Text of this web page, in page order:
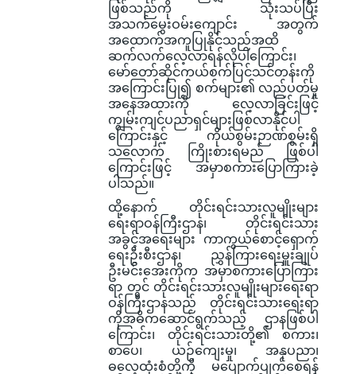
ဖြစ်သည်ကို သုံးသပ်ပြီး
အသက်မွေးဝမ်းကျောင်း အတွက်
အထောက်အကူပြုနိုင်သည်အထိ
ဆက်လက်လေ့လာရန်လိုပါကြောင်း၊
မော်တော်ဆိုင်ကယ်စက်ပြင်သင်တန်းကို
အကြောင်းပြု၍ စက်များ၏ လည်ပတ်မှု
အနေအထားကို လေ့လာခြင်းဖြင့်
ကျွမ်းကျင်ပညာရှင်များဖြစ်လာနိုင်ပါ
ကြောင်းနှင့် ကိုယ်စွမ်းဉာဏ်စွမ်းရှိ
သလောက် ကြိုးစားရမည် ဖြစ်ပါ
ကြောင်းဖြင့် အမှာစကားပြောကြားခဲ့
ပါသည်။
ထို့နောက် တိုင်းရင်းသားလူမျိုးများ
ရေးရာဝန်ကြီးဌာန၊ တိုင်းရင်းသား
အခွင့်အရေးများ ကာကွယ်စောင့်ရှောက်
ရေးဦးစီးဌာန၊ ညွှန်ကြားရေးမှူးချုပ်
ဦးမင်းအေးကိုက အမှာစကားပြောကြား
ရာ တွင် တိုင်းရင်းသားလူမျိုးများရေးရာ
ဝန်ကြီးဌာနသည် တိုင်းရင်းသားရေးရာ
ကိုအဓိကဆောင်ရွက်သည့် ဌာနဖြစ်ပါ
ကြောင်း၊ တိုင်းရင်းသားတို့၏ စကား၊
စာပေ၊ ယဉ်ကျေးမှု၊ အနုပညာ၊
ဓလေ့ထုံးစံတို့ကို မပျောက်ပျက်စေရန်